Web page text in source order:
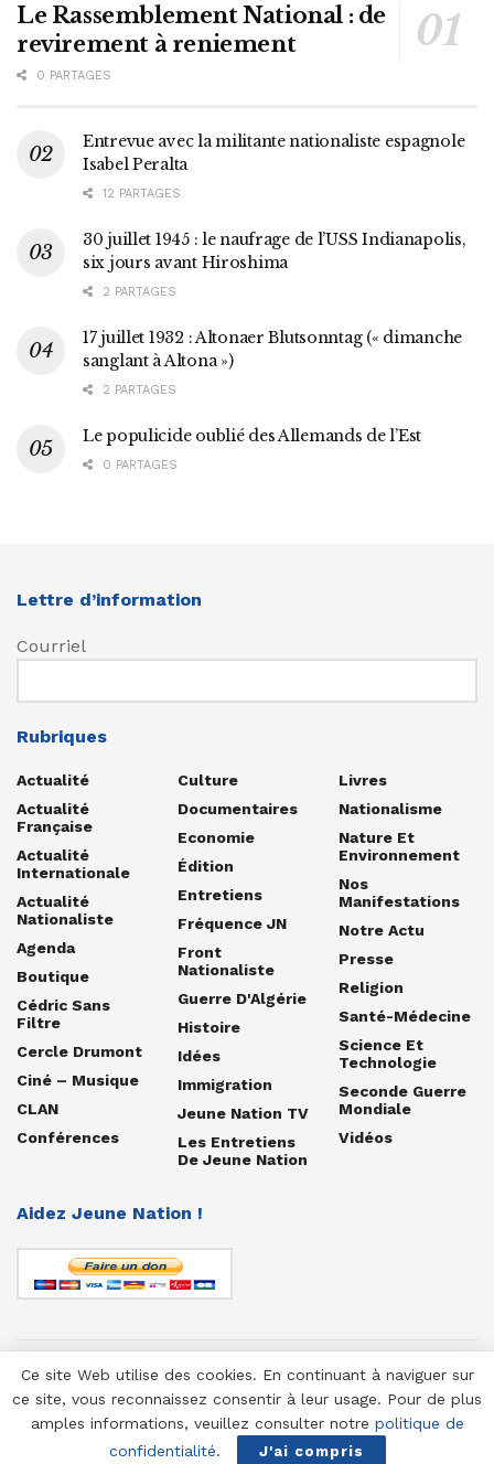
Le Rassemblement National : de
revirement à reniement
0 PARTAGES
Entrevue avec la militante nationaliste espagnole
Isabel Peralta
12 PARTAGES
30 juillet 1945 : le naufrage de l’USS Indianapolis,
six jours avant Hiroshima
2 PARTAGES
17 juillet 1932 : Altonaer Blutsonntag (« dimanche
sanglant à Altona »)
2 PARTAGES
Le populicide oublié des Allemands de l’Est
0 PARTAGES
Lettre d’information
Courriel
Rubriques
Actualité
Actualité
Française
Actualité
Internationale
Actualité
Nationaliste
Agenda
Boutique
Cédric Sans
Filtre
Cercle Drumont
Ciné – Musique
CLAN
Conférences
Culture
Documentaires
Economie
Édition
Entretiens
Fréquence JN
Front
Nationaliste
Guerre D'Algérie
Histoire
Idées
Immigration
Jeune Nation TV
Les Entretiens
De Jeune Nation
Livres
Nationalisme
Nature Et
Environnement
Nos
Manifestations
Notre Actu
Presse
Religion
Santé-Médecine
Science Et
Technologie
Seconde Guerre
Mondiale
Vidéos
Aidez Jeune Nation !
© 1958-2025 Jeune Nation
Ce site Web utilise des cookies. En continuant à naviguer sur
ce site, vous reconnaissez consentir à leur usage. Pour de plus
amples informations, veuillez consulter notre politique de
confidentialité. J'ai compris